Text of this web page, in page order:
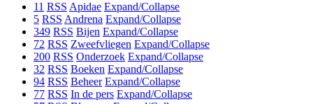
11 RSS Apidae Expand/Collapse
5 RSS Andrena Expand/Collapse
349 RSS Bijen Expand/Collapse
72 RSS Zweefvliegen Expand/Collapse
200 RSS Onderzoek Expand/Collapse
32 RSS Boeken Expand/Collapse
94 RSS Beheer Expand/Collapse
77 RSS In de pers Expand/Collapse